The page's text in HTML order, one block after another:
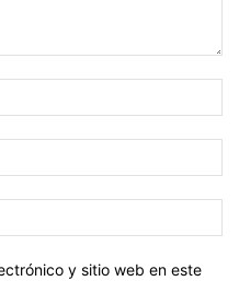
y sitio web en este